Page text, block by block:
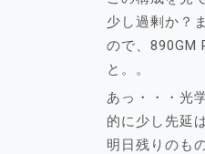
少し過剰か？
ので、890GM
と。。
あっ・・・光
的に少し先延
明日残りのも